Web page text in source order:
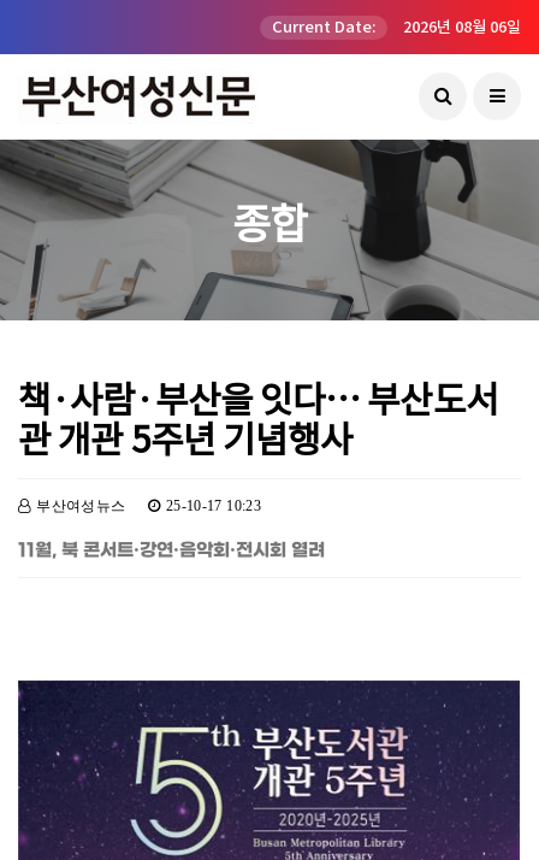
Current Date: 2026년 08월 06일
종합
책·사람·부산을 잇다… 부산도서
관 개관 5주년 기념행사
부산여성뉴스 25-10-17 10:23
11월, 북 콘서트·강연·음악회·전시회 열려